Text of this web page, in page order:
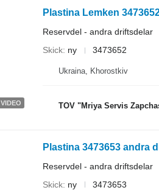
VIDEO
Plastina Lemken
Reservdel - andra driftsdelar
Skick ny 3473652
Ukraina, Khorostkiv
TOV "Mriya Servis
Plastina 3473653 andra
Reservdel - andra driftsdelar
Skick ny 3473653